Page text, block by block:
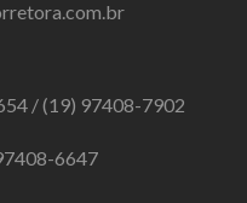
/(19) 97408-7902
6647